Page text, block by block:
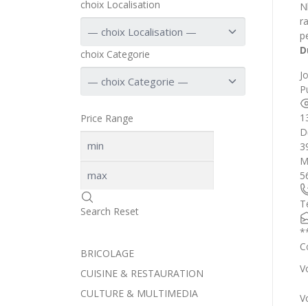
choix Localisation
choix Categorie
Price Range
Search Reset
BRICOLAGE
CUISINE & RESTAURATION
CULTURE & MULTIMEDIA